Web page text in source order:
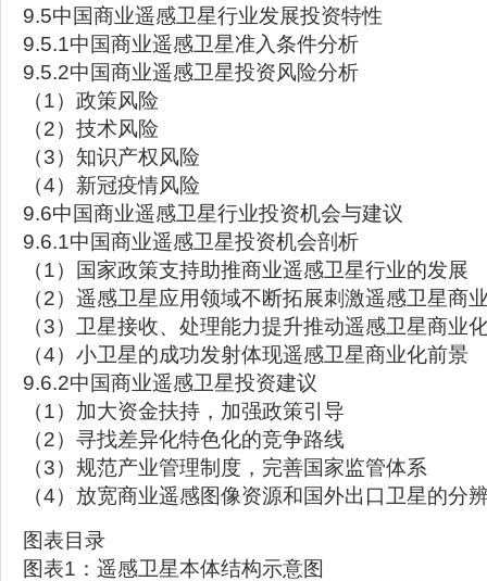
9.5中国商业遥感卫星行业发展投资特性
9.5.1中国商业遥感卫星准入条件分析
9.5.2中国商业遥感卫星投资风险分析
（1）政策风险
（2）技术风险
（3）知识产权风险
（4）新冠疫情风险
9.6中国商业遥感卫星行业投资机会与建议
9.6.1中国商业遥感卫星投资机会剖析
（1）国家政策支持助推商业遥感卫星行业的发展
（2）遥感卫星应用领域不断拓展刺激遥感卫星商
（3）卫星接收、处理能力提升推动遥感卫星商业
（4）小卫星的成功发射体现遥感卫星商业化前景
9.6.2中国商业遥感卫星投资建议
（1）加大资金扶持，加强政策引导
（2）寻找差异化特色化的竞争路线
（3）规范产业管理制度，完善国家监管体系
（4）放宽商业遥感图像资源和国外出口卫星的分
图表目录
图表1：遥感卫星本体结构示意图